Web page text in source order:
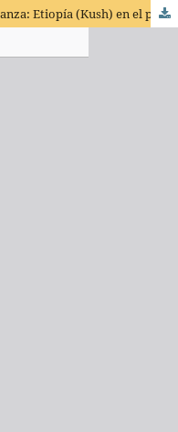
De la periferia al centro de la esperanza: Etiopía (Kush) en el profetismo bíblico